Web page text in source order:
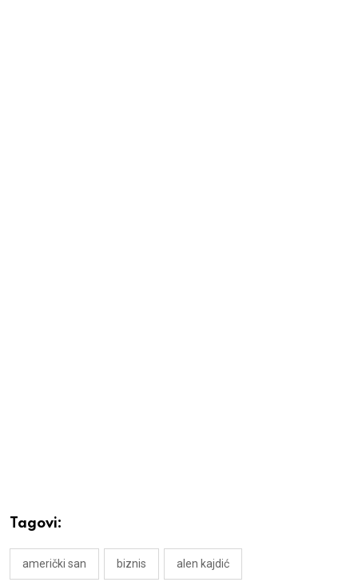
Tagovi:
američki san biznis alen kajdić